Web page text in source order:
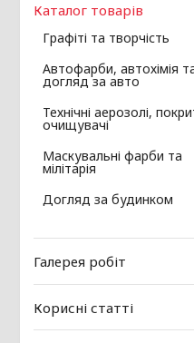
Каталог товарів
Графіті та творчість
Автофарби, автохімія
догляд за авто
Технічні аерозолі,
очищувачі
Маскувальні фарби та
мілітарія
Догляд за будинком
Галерея робіт
Корисні статті